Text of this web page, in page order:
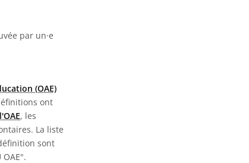
par un·e
(OAE)
ont
, les
La liste
sont